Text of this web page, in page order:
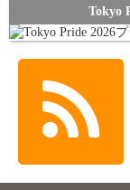
Tokyo